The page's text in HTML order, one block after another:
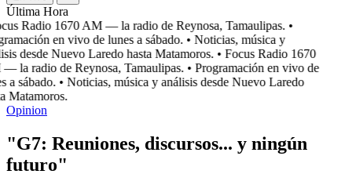
Última Hora
Radio 1670 AM — la radio de Reynosa, Tamaulipas. •
en vivo de lunes a sábado. • Noticias, música y
desde Nuevo Laredo hasta Matamoros. • Focus Radio 1670
la radio de Reynosa, Tamaulipas. • Programación en vivo de
a sábado. • Noticias, música y análisis desde Nuevo Laredo
Matamoros.
Opinion
"G7: Reuniones, discursos... y ningún
futuro"